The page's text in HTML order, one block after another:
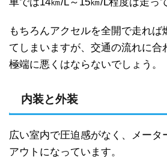
もちろんアクセルを全開で走れば
てしまいますが、交通の流れに合
極端に悪くはならないでしょう。
内装と外装
広い室内で圧迫感がなく、メータ
アウトになっています。